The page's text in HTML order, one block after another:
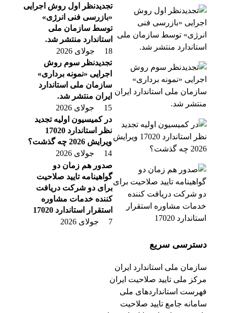
تجدیدنظر اول روش اجرایی
«بازرسی فنی انرژی»
توسط سازمان ملی
استاندارد منتشر شد.
18 جولای 2026
تجدیدنظر سوم روش
اجرایی «نمونه برداری»
سازمان ملی استاندارد
ایران منتشر شد.
15 جولای 2026
در کمیسیون اولیه تجدید
نظر استاندارد 17020
ویرایش 2026 چه گذشت؟
14 جولای 2026
صدور هم زمان دو
گواهینامه تایید صلاحیت
برای دو شرکت دریافت
کننده خدمات مشاوره
استقرار استاندارد 17020
7 جولای 2026
دسترسی سریع
سازمان ملی استاندارد ایران
مرکز ملی تایید صلاحیت ایران
فهرست استانداردهای ملی
سامانه جامع تایید صلاحیت